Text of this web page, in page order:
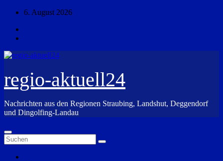
Zum
springen
6. August 2026
regio-aktuell24
Nachrichten aus den Regionen Straubing, Landshut, Deggendorf
und Dingolfing-Landau